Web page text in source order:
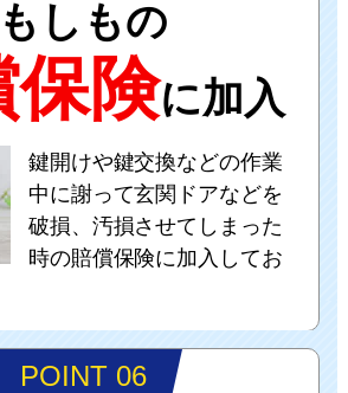
もしもの
保険に加入
鍵開けや鍵交換などの作業
中に謝って玄関ドアなどを
破損、汚損させてしまった
時の賠償保険に加入してお
POINT 06